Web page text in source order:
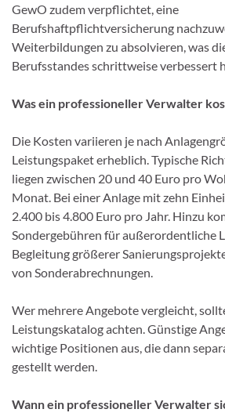
GewO zudem verpflichtet, eine
Berufshaftpflichtversicherung
Weiterbildungen zu absolvieren, was
Berufsstandes schrittweise verbessert
Was ein professioneller Verwalter
Die Kosten variieren je nach
Leistungspaket erheblich. Typische
liegen zwischen 20 und 40 Euro pro
Monat. Bei einer Anlage mit zehn
2.400 bis 4.800 Euro pro Jahr. Hinzu
Sondergebühren für außerordentliche
Begleitung größerer
von Sonderabrechnungen.
Wer mehrere Angebote vergleicht,
Leistungskatalog achten. Günstige
wichtige Positionen aus, die dann
gestellt werden.
Wann ein professioneller Verwalter